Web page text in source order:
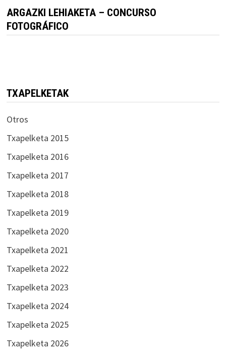
ARGAZKI LEHIAKETA – CONCURSO
FOTOGRÁFICO
TXAPELKETAK
Otros
Txapelketa 2015
Txapelketa 2016
Txapelketa 2017
Txapelketa 2018
Txapelketa 2019
Txapelketa 2020
Txapelketa 2021
Txapelketa 2022
Txapelketa 2023
Txapelketa 2024
Txapelketa 2025
Txapelketa 2026